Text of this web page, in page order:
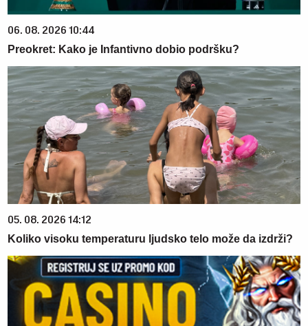
06. 08. 2026 10:44
Preokret: Kako je Infantivno dobio podršku?
05. 08. 2026 14:12
Koliko visoku temperaturu ljudsko telo može da izdrži?